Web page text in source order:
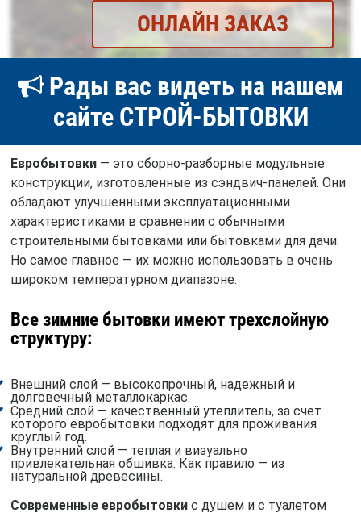
ОНЛАЙН ЗАКАЗ
Рады вас видеть на нашем
сайте СТРОЙ-БЫТОВКИ
Евробытовки— это сборно-разборные модульные
конструкции, изготовленные из сэндвич-панелей. Они
обладают улучшенными эксплуатационными
характеристиками в сравнении с обычными
строительными бытовками или бытовками для дачи.
Но самое главное — их можно использовать в очень
широком температурном диапазоне.
Все зимние бытовки имеют трехслойную
структуру:
Внешний слой — высокопрочный, надежный и
долговечный металлокаркас.
Средний слой — качественный утеплитель, за счет
которого евробытовки подходят для проживания
круглый год.
Внутренний слой — теплая и визуально
привлекательная обшивка. Как правило — из
натуральной древесины.
Современные евробытовкис душем и с туалетом